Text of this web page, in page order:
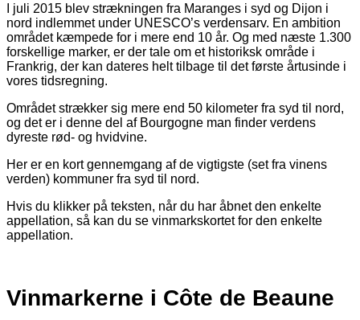
I juli 2015 blev strækningen fra Maranges i syd og Dijon i
nord indlemmet under UNESCO’s verdensarv. En ambition
området kæmpede for i mere end 10 år. Og med næste 1.300
forskellige marker, er der tale om et historiksk område i
Frankrig, der kan dateres helt tilbage til det første årtusinde i
vores tidsregning.
Området strækker sig mere end 50 kilometer fra syd til nord,
og det er i denne del af Bourgogne man finder verdens
dyreste rød- og hvidvine.
Her er en kort gennemgang af de vigtigste (set fra vinens
verden) kommuner fra syd til nord.
Hvis du klikker på teksten, når du har åbnet den enkelte
appellation, så kan du se vinmarkskortet for den enkelte
appellation.
Vinmarkerne i Côte de Beaune